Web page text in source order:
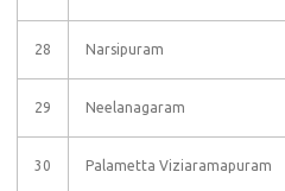
28 Narsipuram
29 Neelanagaram
30 Palametta Viziaramapuram